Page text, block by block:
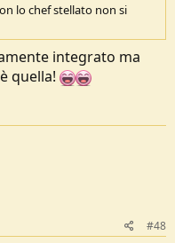
lo chef stellato non si
integrato ma
quella!
#48